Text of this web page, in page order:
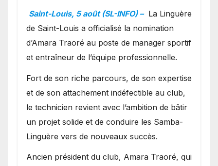
manager sportif et
entraîneur de l’équipe
Saint-Louis, 5 août (SL-INFO) – La Linguère
de Saint-Louis a officialisé la nomination
d’Amara Traoré au poste de manager sportif
et entraîneur de l’équipe professionnelle.
Fort de son riche parcours, de son expertise
et de son attachement indéfectible au club,
le technicien revient avec l’ambition de bâtir
un projet solide et de conduire les Samba-
Linguère vers de nouveaux succès.
Ancien président du club, Amara Traoré, qui